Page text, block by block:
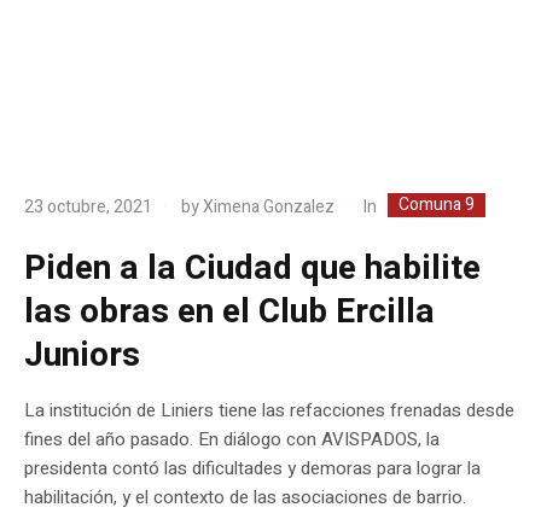
23 octubre, 2021 byXimena Gonzalez In Comuna 9
Piden a la Ciudad que habilite
las obras en el Club Ercilla
Juniors
La institución de Liniers tiene las refacciones frenadas desde
fines del año pasado. En diálogo con AVISPADOS, la
presidenta contó las dificultades y demoras para lograr la
habilitación, y el contexto de las asociaciones de barrio.